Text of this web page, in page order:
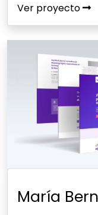
Ver proyecto
María